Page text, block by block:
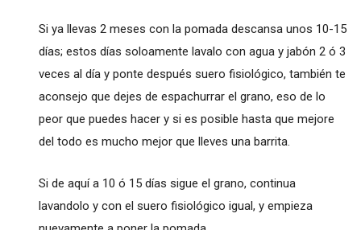
Si ya llevas 2 meses con la pomada descansa unos 10-15
días; estos días soloamente lavalo con agua y jabón 2 ó 3
veces al día y ponte después suero fisiológico, también te
aconsejo que dejes de espachurrar el grano, eso de lo
peor que puedes hacer y si es posible hasta que mejore
del todo es mucho mejor que lleves una barrita.
Si de aquí a 10 ó 15 días sigue el grano, continua
lavandolo y con el suero fisiológico igual, y empieza